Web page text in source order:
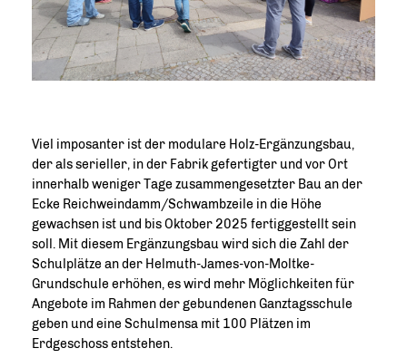
Viel imposanter ist der modulare Holz-Ergänzungsbau,
der als serieller, in der Fabrik gefertigter und vor Ort
innerhalb weniger Tage zusammengesetzter Bau an der
Ecke Reichweindamm/Schwambzeile in die Höhe
gewachsen ist und bis Oktober 2025 fertiggestellt sein
soll. Mit diesem Ergänzungsbau wird sich die Zahl der
Schulplätze an der Helmuth-James-von-Moltke-
Grundschule erhöhen, es wird mehr Möglichkeiten für
Angebote im Rahmen der gebundenen Ganztagsschule
geben und eine Schulmensa mit 100 Plätzen im
Erdgeschoss entstehen.